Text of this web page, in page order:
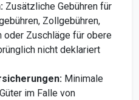
Zusätzliche Gebühren für
Zollgebühren,
oder Zuschläge für obere
nicht deklariert
Minimale
im Falle von